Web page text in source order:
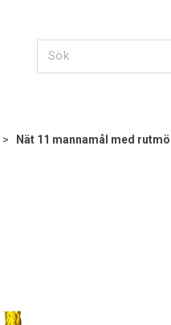
> Nät 11 mannamål med